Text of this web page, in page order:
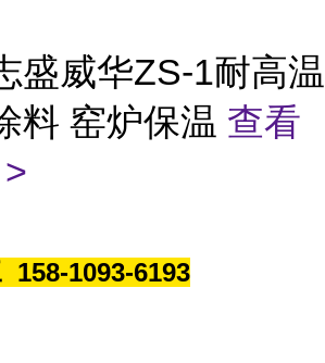
盛威华ZS-1耐高温
料 窑炉保温 查看
158-1093-6193